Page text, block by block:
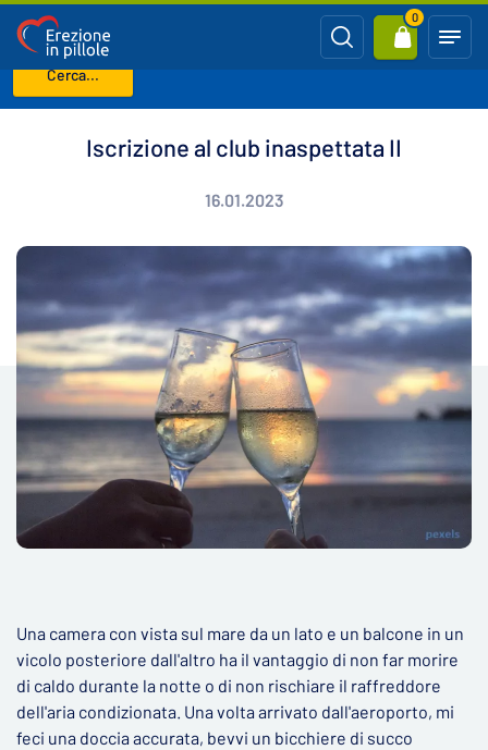
Cerca...
0
Benvenuto Blog
Iscrizione al club inaspettata II
16.01.2023
Una camera con vista sul mare da un lato e un balcone in un
vicolo posteriore dall'altro ha il vantaggio di non far morire
di caldo durante la notte o di non rischiare il raffreddore
dell'aria condizionata. Una volta arrivato dall'aeroporto, mi
feci una doccia accurata, bevvi un bicchiere di succo